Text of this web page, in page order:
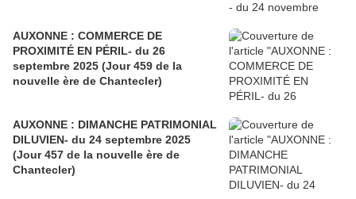
AUXONNE : COMMERCE DE
PROXIMITÉ EN PÉRIL- du 26
septembre 2025 (Jour 459 de la
nouvelle ère de Chantecler)
AUXONNE : DIMANCHE PATRIMONIAL
DILUVIEN- du 24 septembre 2025
(Jour 457 de la nouvelle ère de
Chantecler)